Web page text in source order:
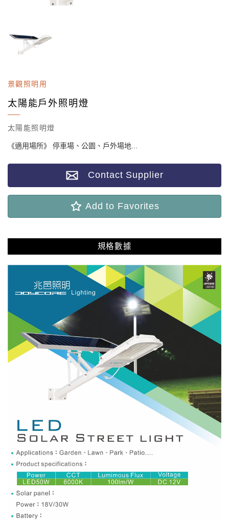
景觀照明用
太陽能戶外照明燈
太陽能照明燈
《適用場所》 停車場、公園、戶外場地...
Contact Supplier
Add to Favorites
規格數據